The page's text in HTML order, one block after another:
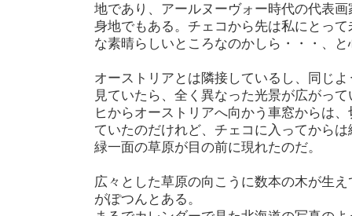
地であり、アールヌーヴォー時代の代表
身地でもある。チェコから先は私にとっ
な素晴らしいところなのかしら・・・、
オーストリアとは隣接しているし、同じ
見ていたら、全く異なった光景が広がっ
ヒからオーストリアへ向かう車窓からは
ていたのだけれど、チェコに入ってから
緑一面の草原が目の前に現れたのだ。
広々とした草原の向こうに数本の木が生
がぽつんとある。